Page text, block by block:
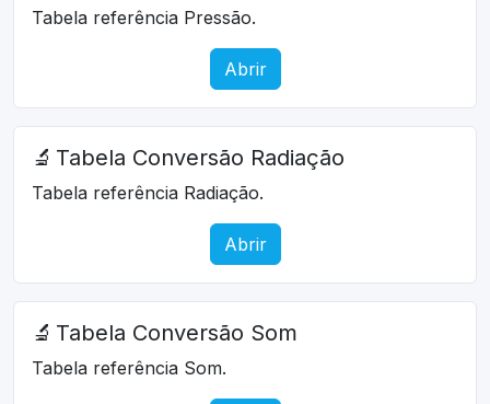
Tabela referência Pressão.
Abrir
🔬 Tabela Conversão Radiação
Tabela referência Radiação.
Abrir
🔬 Tabela Conversão Som
Tabela referência Som.